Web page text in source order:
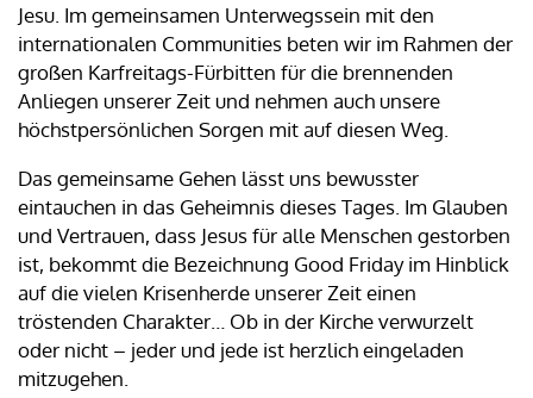
Jesu. Im gemeinsamen Unterwegssein mit den
internationalen Communities beten wir im Rahmen der
großen Karfreitags-Fürbitten für die brennenden
Anliegen unserer Zeit und nehmen auch unsere
höchstpersönlichen Sorgen mit auf diesen Weg.
Das gemeinsame Gehen lässt uns bewusster
eintauchen in das Geheimnis dieses Tages. Im Glauben
und Vertrauen, dass Jesus für alle Menschen gestorben
ist, bekommt die Bezeichnung Good Friday im Hinblick
auf die vielen Krisenherde unserer Zeit einen
tröstenden Charakter… Ob in der Kirche verwurzelt
oder nicht – jeder und jede ist herzlich eingeladen
mitzugehen.